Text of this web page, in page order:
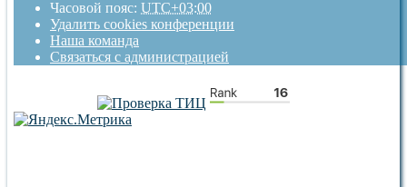
Часовой пояс: UTC+03:00
Удалить cookies конференции
Наша команда
Связаться с администрацией